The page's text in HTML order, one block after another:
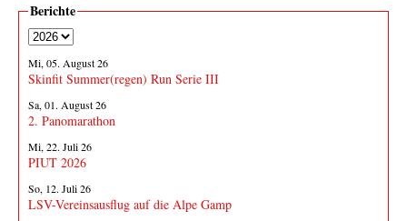
Berichte
Mi, 05. August 26
Skinfit Summer(regen) Run Serie III
Sa, 01. August 26
2. Panomarathon
Mi, 22. Juli 26
PIUT 2026
So, 12. Juli 26
LSV-Vereinsausflug auf die Alpe Gamp